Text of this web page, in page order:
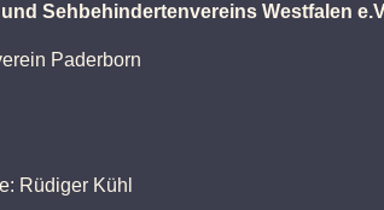
Sehbehindertenvereins Westfalen
Paderborn
Rüdiger Kühl